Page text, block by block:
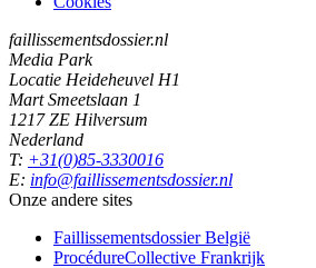
faillissementsdossier.nl
Media Park
Locatie Heideheuvel H1
Mart Smeetslaan 1
1217 ZE Hilversum
Nederland
T: +31(0)85-3330016
E: info@faillissementsdossier.nl
Onze andere sites
Faillissementsdossier België
ProcédureCollective Frankrijk